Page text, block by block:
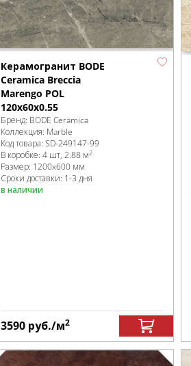
Керамогранит BODE
Ceramica Breccia
Marengo POL
120x60x0.55
Бренд: BODE Ceramica
Коллекция: Marble
Код товара:SD-249147-99
В коробке:4 шт, 2.88 м2
Размер: 1200x600 мм
Сроки доставки: 1-3 дня
в наличии
3590 руб./м2